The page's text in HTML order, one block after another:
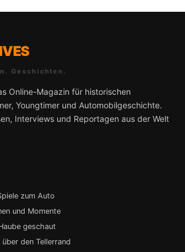
Geschichten.
Online-Magazin für historischen
Youngtimer und Automobilgeschichte.
Interviews und Reportagen aus der Welt
zum Auto
und Momente
geschaut
den Tellerrand